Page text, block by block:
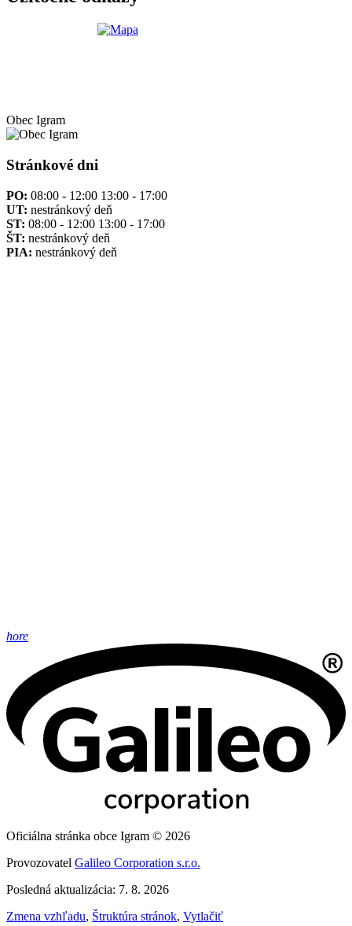
Obec Igram
Stránkové dni
PO: 08:00 - 12:00 13:00 - 17:00
UT: nestránkový deň
ST: 08:00 - 12:00 13:00 - 17:00
ŠT: nestránkový deň
PIA: nestránkový deň
hore
Oficiálna stránka obce Igram © 2026
Provozovatel Galileo Corporation s.r.o.
Posledná aktualizácia: 7. 8. 2026
Zmena vzhľadu, Štruktúra stránok, Vytlačiť